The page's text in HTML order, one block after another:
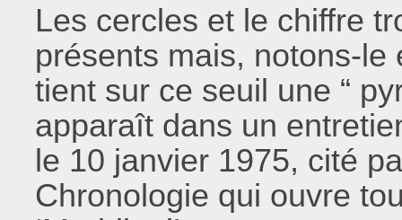
Les cercles et le chiffre
présents mais, notons-
tient sur ce seuil une “
apparaît dans un
le 10 janvier 1975, cité
Chronologie qui ouvre